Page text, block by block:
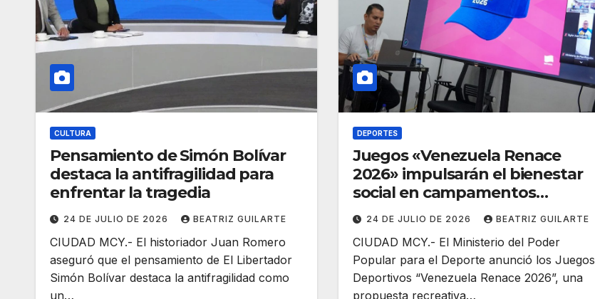
CULTURA
Pensamiento de Simón Bolívar
destaca la antifragilidad para
enfrentar la tragedia
24 DE JULIO DE 2026 BEATRIZ GUILARTE
CIUDAD MCY.- El historiador Juan Romero
aseguró que el pensamiento de El Libertador
Simón Bolívar destaca la antifragilidad como
un…
DEPORTES
Juegos «Venezuela Renace
2026» impulsarán el bienestar
social en campamentos
transitorios
24 DE JULIO DE 2026 BEATRIZ GUILARTE
CIUDAD MCY.- El Ministerio del Poder
Popular para el Deporte anunció los Juegos
Deportivos “Venezuela Renace 2026”, una
propuesta recreativa…